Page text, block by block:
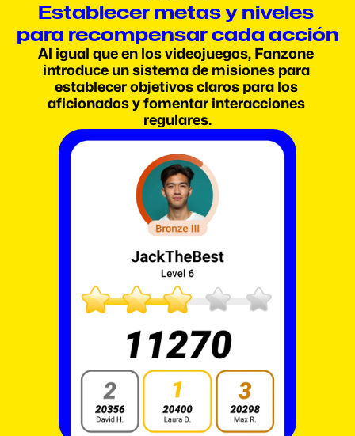
Establecer metas y niveles
para recompensar cada acción
Al igual que en los videojuegos, Fanzone
introduce un sistema de misiones para
establecer objetivos claros para los
aficionados y fomentar interacciones
regulares.